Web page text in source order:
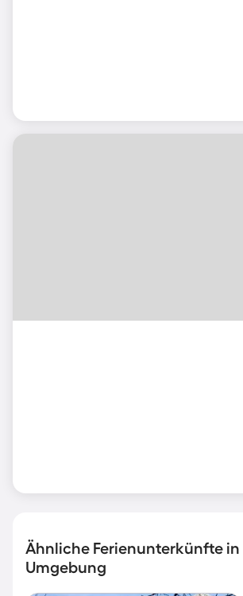
Ähnliche Ferienunterkünfte in
Umgebung